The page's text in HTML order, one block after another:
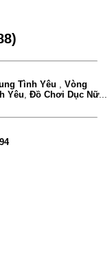
Tình Yêu
Vòng
Yêu Đồ Chơi Dục Nữ...